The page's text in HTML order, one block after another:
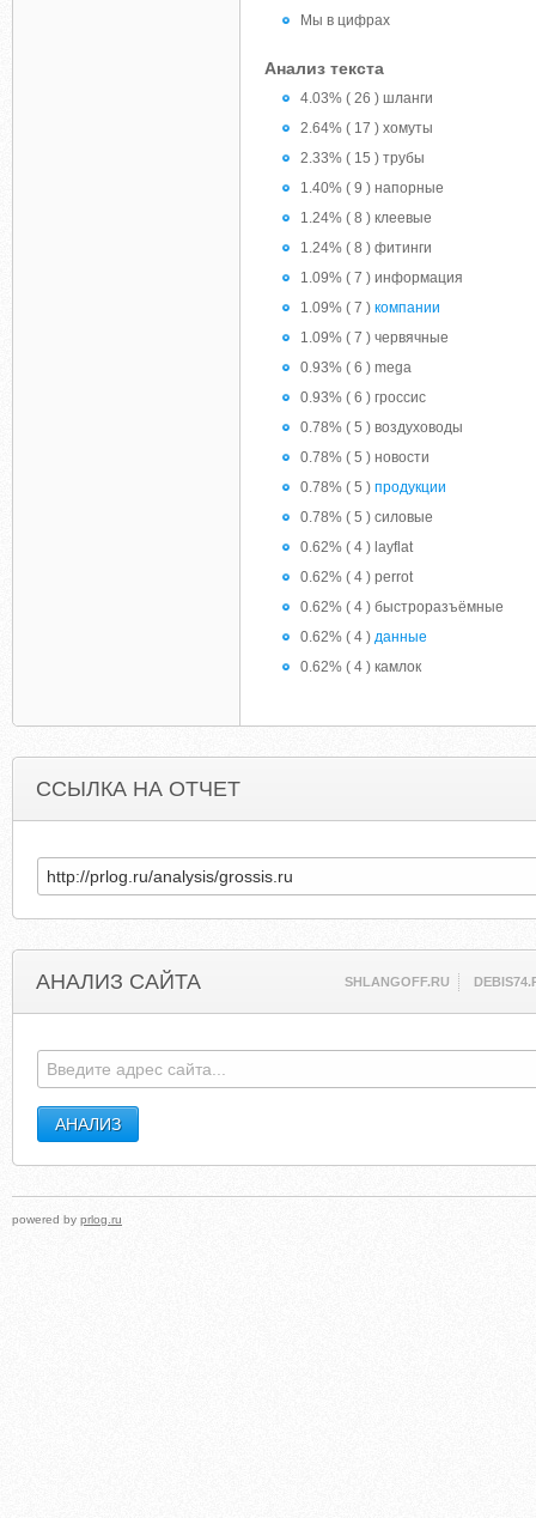
Мы в цифрах
Анализ текста
4.03% ( 26 ) шланги
2.64% ( 17 ) хомуты
2.33% ( 15 ) трубы
1.40% ( 9 ) напорные
1.24% ( 8 ) клеевые
1.24% ( 8 ) фитинги
1.09% ( 7 ) информация
1.09% ( 7 ) компании
1.09% ( 7 ) червячные
0.93% ( 6 ) mega
0.93% ( 6 ) гроссис
0.78% ( 5 ) воздуховоды
0.78% ( 5 ) новости
0.78% ( 5 ) продукции
0.78% ( 5 ) силовые
0.62% ( 4 ) layflat
0.62% ( 4 ) perrot
0.62% ( 4 ) быстроразъёмные
0.62% ( 4 ) данные
0.62% ( 4 ) камлок
ССЫЛКА НА ОТЧЕТ
АНАЛИЗ САЙТА SHLANGOFF.RU
powered by prlog.ru